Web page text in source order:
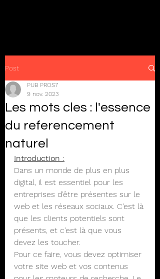
Post
Les mots cles : l'essence
du referencement
naturel
PUB PROS7
9 nov. 2023
Introduction :
Dans un monde de plus en plus
digital, il est essentiel pour les
entreprises d'être présentes sur le
web et les réseaux sociaux. C'est là
que les clients potentiels sont
présents, et c'est là que vous
devez les toucher.
Pour ce faire, vous devez optimiser
votre site web et vos contenus